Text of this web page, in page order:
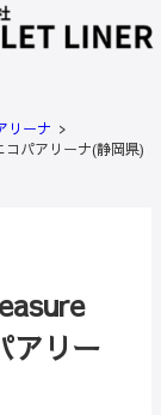
リーナ
パアリーナ(静岡県)
リー